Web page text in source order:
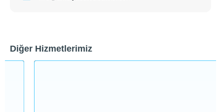
Diğer Hizmetlerimiz